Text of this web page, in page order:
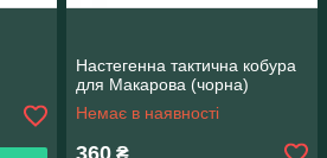
Настегенна тактична кобура
для Макарова (чорна)
Немає в наявності
360 ₴